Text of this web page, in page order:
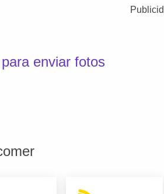
enviar fotos